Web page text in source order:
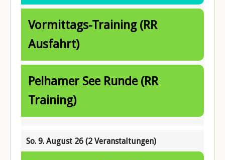
Vormittags-Training (RR
Ausfahrt)
Pelhamer See Runde (RR
Training)
So. 9. August 26(2 Veranstaltungen)